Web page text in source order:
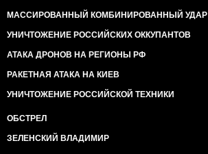
МАССИРОВАННЫЙ КОМБИНИРОВАННЫЙ УДАР
УНИЧТОЖЕНИЕ РОССИЙСКИХ ОККУПАНТОВ
АТАКА ДРОНОВ НА РЕГИОНЫ РФ
РАКЕТНАЯ АТАКА НА КИЕВ
УНИЧТОЖЕНИЕ РОССИЙСКОЙ ТЕХНИКИ
ОБСТРЕЛ
ЗЕЛЕНСКИЙ ВЛАДИМИР